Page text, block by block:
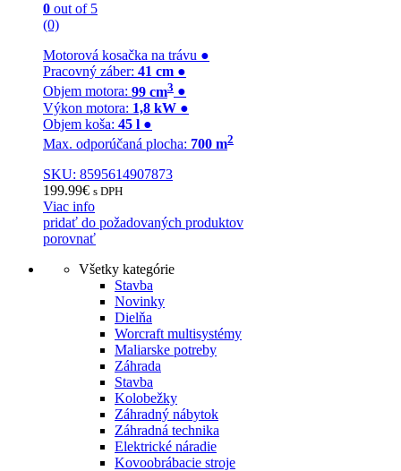
0 out of 5
(0)
Motorová kosačka na trávu ●
Pracovný záber: 41 cm ●
Objem motora: 99 cm3 ●
Výkon motora: 1,8 kW ●
Objem koša: 45 l ●
Max. odporúčaná plocha: 700 m2
SKU: 8595614907873
199.99€ s DPH
Viac info
pridať do požadovaných produktov
porovnať
Všetky kategórie
Stavba
Novinky
Dielňa
Worcraft multisystémy
Maliarske potreby
Záhrada
Stavba
Kolobežky
Záhradný nábytok
Záhradná technika
Elektrické náradie
Kovoobrábacie stroje